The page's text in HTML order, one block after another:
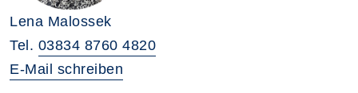
Lena Malossek
Tel. 03834 8760 4820
E-Mail schreiben